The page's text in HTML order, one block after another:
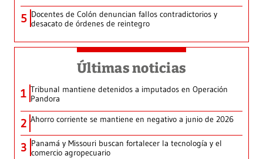
5 Docentes de Colón denuncian fallos contradictorios y
desacato de órdenes de reintegro
Últimas noticias
1 Tribunal mantiene detenidos a imputados en Operación
Pandora
2 Ahorro corriente se mantiene en negativo a junio de 2026
3 Panamá y Missouri buscan fortalecer la tecnología y el
comercio agropecuario